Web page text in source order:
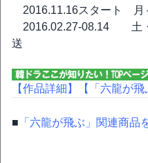
2016.11.16スタート 月
2016.02.27-08.14 土
送
【作品詳細】 【「六龍が
■ 「六龍が飛ぶ」関連商品